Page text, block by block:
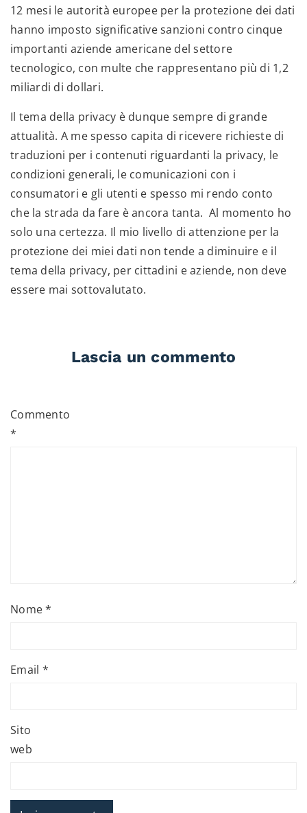
12 mesi le autorità europee per la protezione dei dati
hanno imposto significative sanzioni contro cinque
importanti aziende americane del settore
tecnologico, con multe che rappresentano più di 1,2
miliardi di dollari.
Il tema della privacy è dunque sempre di grande
attualità. A me spesso capita di ricevere richieste di
traduzioni per i contenuti riguardanti la privacy, le
condizioni generali, le comunicazioni con i
consumatori e gli utenti e spesso mi rendo conto
che la strada da fare è ancora tanta. Al momento ho
solo una certezza. Il mio livello di attenzione per la
protezione dei miei dati non tende a diminuire e il
tema della privacy, per cittadini e aziende, non deve
essere mai sottovalutato.
Lascia un commento
Commento
*
Nome*
Email *
Sito
web